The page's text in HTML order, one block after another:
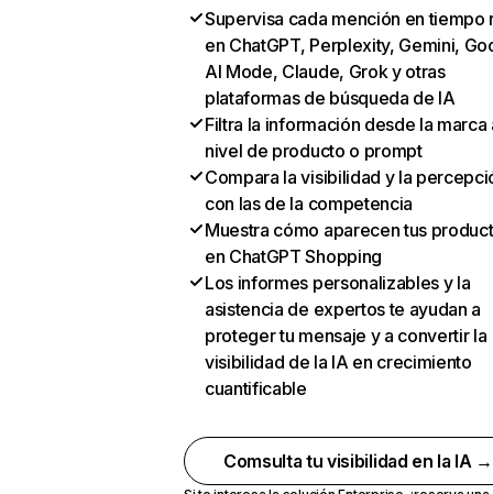
Supervisa cada mención en tiempo
en ChatGPT, Perplexity, Gemini,
AI Mode, Claude, Grok y otras
plataformas de búsqueda de IA
Filtra la información desde la marca
nivel de producto o prompt
Compara la visibilidad y la
con las de la competencia
Muestra cómo aparecen tus
en ChatGPT Shopping
Los informes personalizables y la
asistencia de expertos te ayudan a
proteger tu mensaje y a convertir la
visibilidad de la IA en crecimiento
cuantificable
Comsulta tu visibilidad en la IA →